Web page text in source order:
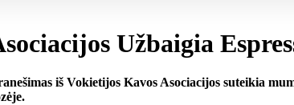
Užbaigia
iš Vokietijos Kavos Asociacijos suteikia